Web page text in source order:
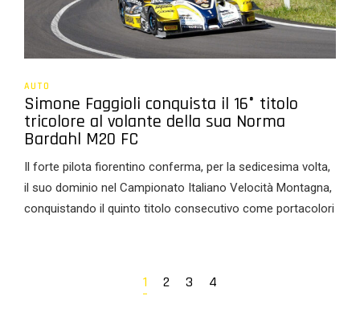
AUTO
Simone Faggioli conquista il 16° titolo
tricolore al volante della sua Norma
Bardahl M20 FC
Il forte pilota fiorentino conferma, per la sedicesima volta,
il suo dominio nel Campionato Italiano Velocità Montagna,
conquistando il quinto titolo consecutivo come portacolori
1 2 3 4